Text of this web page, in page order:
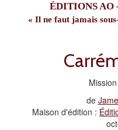
ÉDITIONS AO
« Il ne faut jamais
de
Maison d'édition :